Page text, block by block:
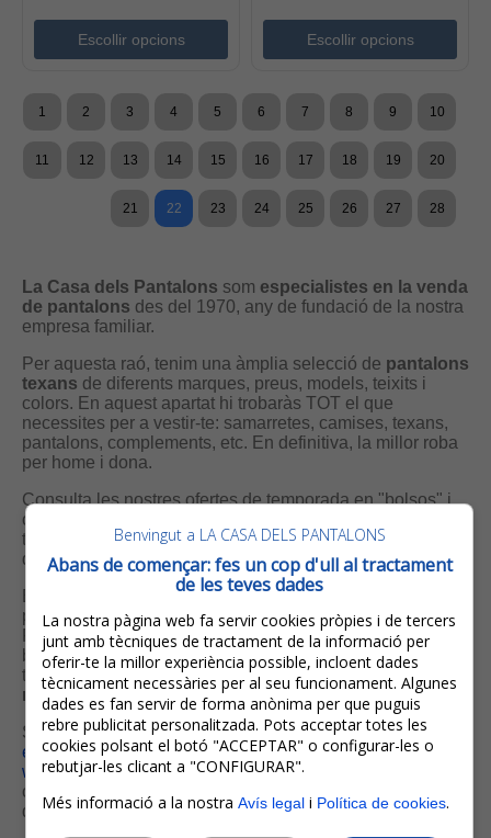
Escollir opcions Escollir opcions
1 2 3 4 5 6 7 8 9 10
11 12 13 14 15 16 17 18 19 20
21 22 23 24 25 26 27 28
La Casa dels Pantalons som especialistes en la venda
de pantalons des del 1970, any de fundació de la nostra
empresa familiar.
Per aquesta raó, tenim una àmplia selecció de pantalons
texans de diferents marques, preus, models, teixits i
colors. En aquest apartat hi trobaràs TOT el que
necessites per a vestir-te: samarretes, camises, texans,
pantalons, complements, etc. En definitiva, la millor roba
per home i dona.
Consulta les nostres ofertes de temporada en "bolsos" i
complements. A la nostra secció
trobaràs les millors marques al millor preu, amb
descomptes de fins el 50%.
En el desplegable, sota el títol “Què més necessites?
pots fer la teva cerca per tipologia de producte.
Probablement sigui la manera més fàcil de trobar el que
busques. Si coneixes un codi, referència o nom concrets
també pots utilitzar l’apartat “
busca aquí el que
necessites”.
Si et cal que t’assessorem, ens pots enviar uncorreu
electrònic i t’ajudarem. També ens pots trucar o enviar un
whatsappal 972 30 27 46 en horari comercial (pots
consultar-lo a l’apartat contacte) i estarem encantats
d’atendre’t personalment.
Benvingut a LA CASA DELS PANTALONS
Abans de començar: fes un cop d'ull al tractament
de les teves dades
La nostra pàgina web fa servir cookies pròpies i de tercers
junt amb tècniques de tractament de la informació per
oferir-te la millor experiència possible, incloent dades
tècnicament necessàries per al seu funcionament. Algunes
dades es fan servir de forma anònima per que puguis
rebre publicitat personalitzada. Pots acceptar totes les
cookies polsant el botó "ACCEPTAR" o configurar-les o
rebutjar-les clicant a "CONFIGURAR".
Més informació a la nostra Avís legali Política de cookies.